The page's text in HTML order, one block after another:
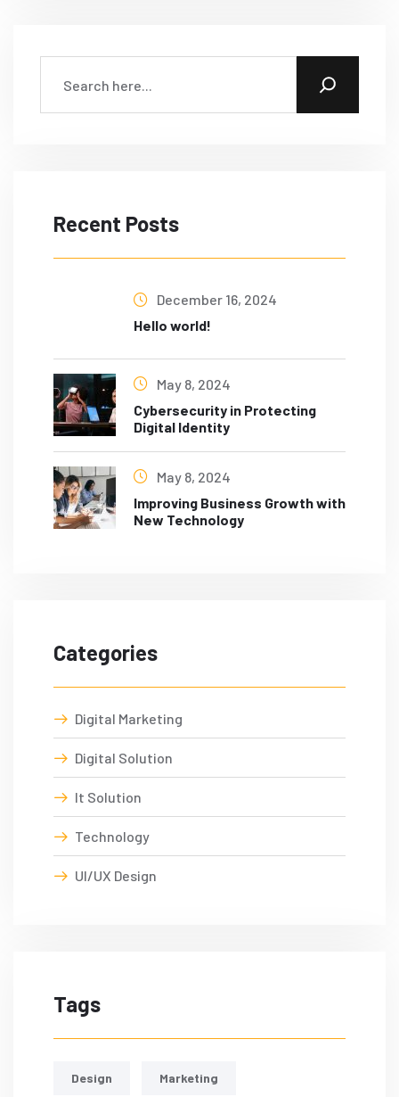
Recent Posts
December 16, 2024
Hello world!
May 8, 2024
Cybersecurity in Protecting
Digital Identity
May 8, 2024
Improving Business Growth with
New Technology
Categories
Digital Marketing
Digital Solution
It Solution
Technology
UI/UX Design
Tags
Design Marketing